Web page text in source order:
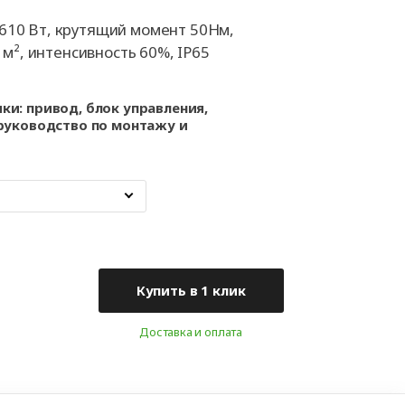
автоматики
Вт, крутящий момент 50Нм,
интенсивность 60%, IP65
привод, блок управления,
по монтажу и
Купить в 1 клик
Доставка и оплата